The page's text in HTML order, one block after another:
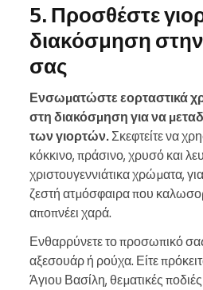
5. Προσθέστε
διακόσμηση στην
σας
Ενσωματώστε εορταστικά
στη διακόσμηση για να
των γιορτών.Σκεφτείτε να
κόκκινο, πράσινο, χρυσό και
χριστουγεννιάτικα χρώματα,
ζεστή ατμόσφαιρα που
αποπνέει χαρά.
Ενθαρρύνετε το προσωπικό
αξεσουάρ ή ρούχα. Είτε
Άγιου Βασίλη, θεματικές